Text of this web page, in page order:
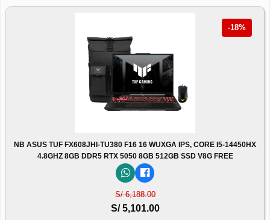
-18%
NB ASUS TUF FX608JHI-TU380 F16 16 WUXGA IPS, CORE I5-14450HX
4.8GHZ 8GB DDR5 RTX 5050 8GB 512GB SSD V8G FREE
S/ 6,188.00
S/ 5,101.00